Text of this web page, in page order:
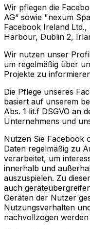
Wir pflegen die
AG“ sowie "nexum
Facebook Ireland
Harbour, Dublin 2,
Wir nutzen unser
um regelmäßig über
Projekte zu
Die Pflege unseres
basiert auf unserem
Abs. 1 lit.f DSGVO an
Unternehmens und
Nutzen Sie Facebook
Daten regelmäßig zu
verarbeitet, um
innerhalb und
auszuspielen. Zu
auch
Geräten der Nutzer
Nutzungsverhalten
nachvollzogen